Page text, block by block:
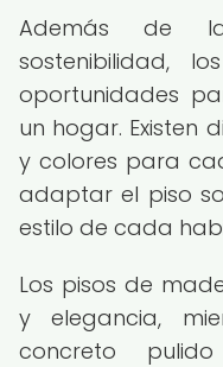
Además de
sostenibilidad,
oportunidades
un hogar. Existen
y colores para
adaptar el piso
estilo de cada
Los pisos de
y elegancia,
concreto